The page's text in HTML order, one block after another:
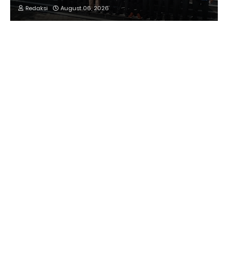
Redaksi August 06, 2026